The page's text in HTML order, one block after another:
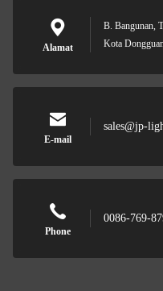
Alamat
B. Bangunan,
Kota
E-mail
sales@jp-
Phone
0086-769-